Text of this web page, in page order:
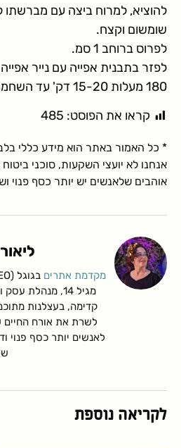
להוציא, למרוח ביצה עם מברשתו
שומשום וקצח.
לפרוס ברוחב 1 סמ.
לפזר בתבנית אפייה עם נייר
180 מעלות 15-20 דק' עד השחמה.
קראו את הפוסט: 485
* כל האמור באתר הוא מידע כללי
אנחנו לא יועצי השקעות, סוכני ביטוח
אוהבים שלאנשים יש יותר כסף פנוי
מקדמת אתרים
מגיל 14, מנהלת
קדימה, בעצלנות
לשרת את אורח החיים
לאנשים יותר כסף פנוי
לקריאה נוספת